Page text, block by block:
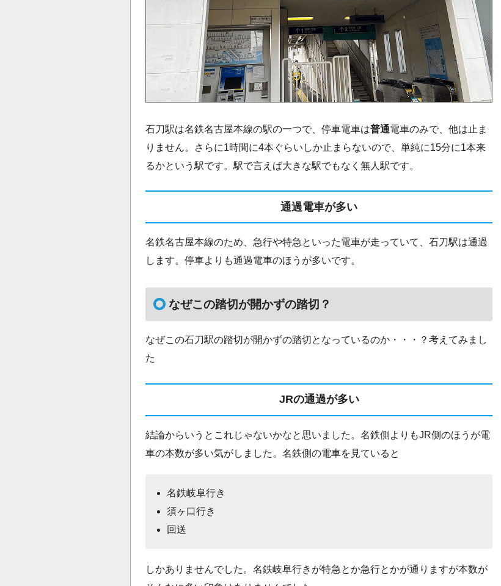
石刀駅は名鉄名古屋本線の駅の一つで、停車電車は普通電車のみで、他は止ま
りません。さらに1時間に4本ぐらいしか止まらないので、単純に15分に1本来
るかという駅です。駅で言えば大きな駅でもなく無人駅です。
通過電車が多い
名鉄名古屋本線のため、急行や特急といった電車が走っていて、石刀駅は通過
します。停車よりも通過電車のほうが多いです。
なぜこの踏切が開かずの踏切？
なぜこの石刀駅の踏切が開かずの踏切となっているのか・・・？考えてみまし
た
JRの通過が多い
結論からいうとこれじゃないかなと思いました。名鉄側よりもJR側のほうが電
車の本数が多い気がしました。名鉄側の電車を見ていると
名鉄岐阜行き
須ヶ口行き
回送
しかありませんでした。名鉄岐阜行きが特急とか急行とかが通りますが本数が